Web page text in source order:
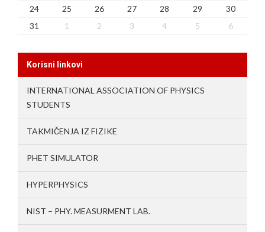
24 25 26 27 28 29
30
31
1 2 3 4 5 6
Korisni linkovi
INTERNATIONAL ASSOCIATION OF PHYSICS
STUDENTS
TAKMIČENJA IZ FIZIKE
PHET SIMULATOR
HYPERPHYSICS
NIST – PHY. MEASURMENT LAB.